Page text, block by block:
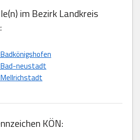
im Bezirk Landkreis
neustadt
KÖN: